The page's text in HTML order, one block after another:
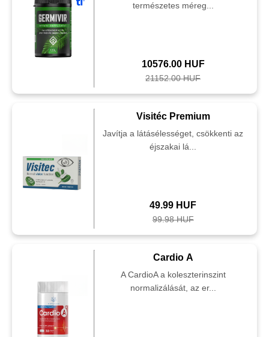
természetes méreg...
10576.00 HUF
21152.00 HUF
Visitéc Premium
Javítja a látásélességet, csökkenti az
éjszakai lá...
49.99 HUF
99.98 HUF
Cardio A
A CardioA a koleszterinszint
normalizálását, az er...